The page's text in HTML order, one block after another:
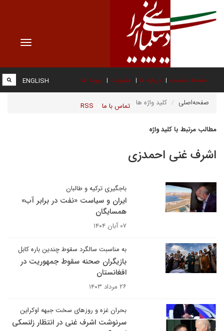
Toggle
صفحه نخست درباره ما عضویت پیوند ها
تماس با ما RSS
ENGLISH
صفحه‌اصلی کلید واژه ها
مطالب مرتبط با کلید واژه
اشرف غنی احمدزی
باجگیری ترکیه و طالبان
ایران و سیاست «نفت در برابر آب»
همسایگان
۰۷ آبان ۱۴۰۴
به مناسبت سالگرد سقوط چندین باره کابل
بازیگران صحنه سقوط جمهوریت در
افغانستان
۲۶ مرداد ۱۴۰۳
بحران غزه و روزهای سخت جبهه اوکراین
سرنوشت اشرف غنی در انتظار زلنسکی